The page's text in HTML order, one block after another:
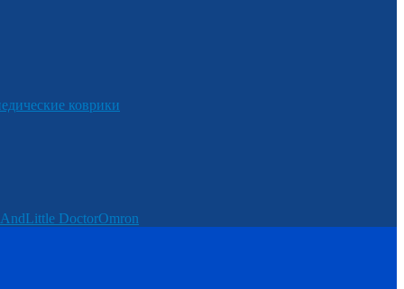
коврики
AndLittle DoctorOmron